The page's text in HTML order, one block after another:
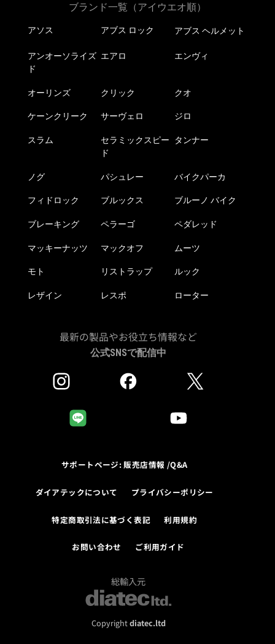
ブランド一覧（アイウエオ順）
アソス アブス ロック アブス ヘルメット
アンオーソライズ
ド
エアロ エンヴィ
オーリンズ クリック クオ
ケーンクリーク サーヴェロ ジロ
スラム
セラミックスピー
ド
タンナー
ノグ パシュレー バイクパーカ
フィドロック ブルックス ブルーノ バイク
ブレーキング ペラーゴ ペダレッド
マッキーナッツ マックオフ ムーツ
モト リストラップ ルック
レザイン レスポ ローター
最新の製品やお役立ち情報など
公式SNSで配信中
サポートページ: 販売店情報 /Q&A
ダイアテックについて プライバシーポリシー
特定商取引法に基づく表記 利用規約
お問い合わせ ご利用ガイド
総輸入元
Copyrightdiatec.ltd